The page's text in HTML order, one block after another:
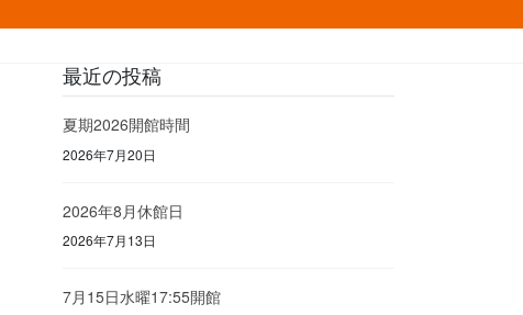
最近の投稿
夏期2026開館時間
2026年7月20日
2026年8月休館日
2026年7月13日
7月15日水曜17:55開館